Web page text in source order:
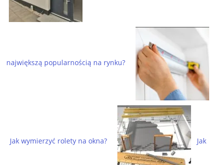
największą popularnością na rynku?
Jak wymierzyć rolety na okna? Jak